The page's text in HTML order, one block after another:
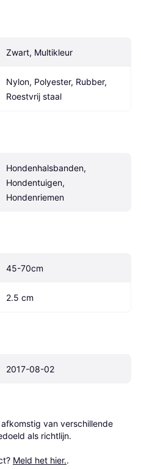
Zwart, Multikleur
Nylon, Polyester, Rubber,
Roestvrij staal
Hondenhalsbanden,
Hondentuigen,
Hondenriemen
45-70cm
2.5 cm
2017-08-02
van verschillende
als richtlijn.
Meld het hier..